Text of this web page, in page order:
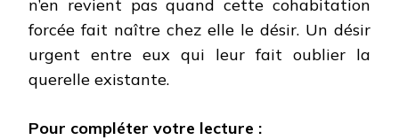
n’en revient pas quand cette cohabitation
forcée fait naître chez elle le désir. Un désir
urgent entre eux qui leur fait oublier la
querelle existante.
Pour compléter votre lecture :